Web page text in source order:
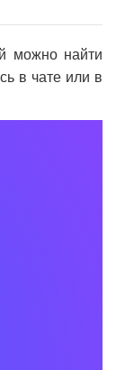
можно найти
в чате или в